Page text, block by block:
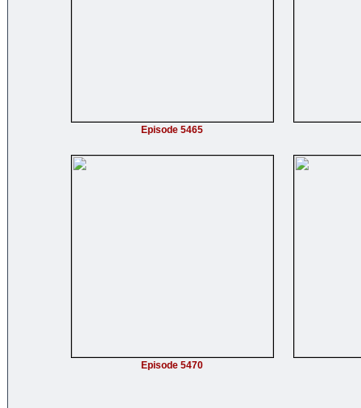
Episode 5465
Episode 5470